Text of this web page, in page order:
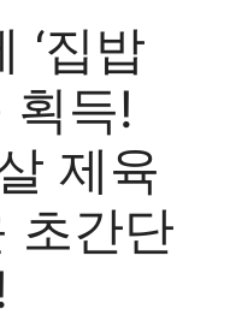
‘집밥
획득!
제육
초간단